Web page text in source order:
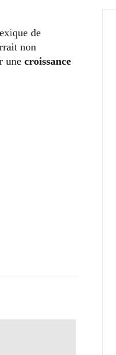
de
non
une croissance